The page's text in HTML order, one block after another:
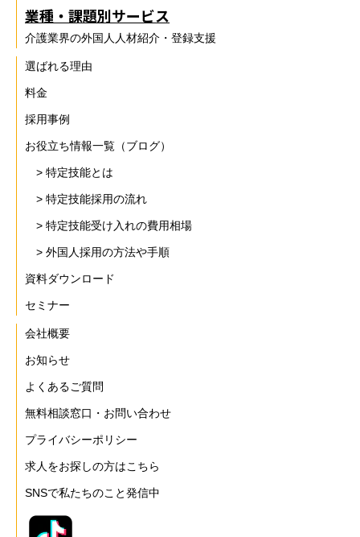
業種・課題別サービス
介護業界の外国人人材紹介・登録支援
選ばれる理由
料金
採用事例
お役立ち情報一覧（ブログ）
> 特定技能とは
> 特定技能採用の流れ
> 特定技能受け入れの費用相場
> 外国人採用の方法や手順
資料ダウンロード
セミナー
会社概要
お知らせ
よくあるご質問
無料相談窓口・お問い合わせ
プライバシーポリシー
求人をお探しの方はこちら
SNSで私たちのこと発信中